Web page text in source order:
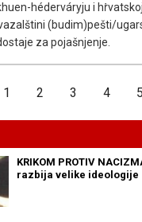
héderváryju i
(budim)pešti/
za pojašnjenje.
1 2 3 4 5
KRIKOM PROTIV
razbija velike ideologije